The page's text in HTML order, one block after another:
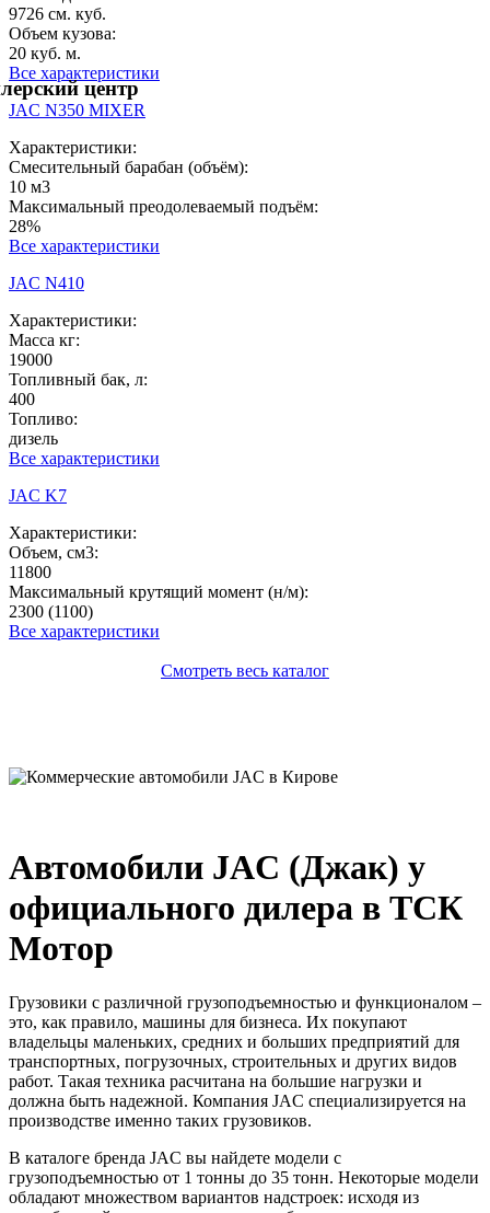
центр
9726 см. куб.
Объем кузова:
20 куб. м.
Все характеристики
JAC N350 MIXER
Характеристики:
Смесительный барабан (объём):
10 м3
Максимальный преодолеваемый подъём:
28%
Все характеристики
JAC N410
Характеристики:
Масса кг:
19000
Топливный бак, л:
400
Топливо:
дизель
Все характеристики
JAC K7
Характеристики:
Объем, см3:
11800
Максимальный крутящий момент (н/м):
2300 (1100)
Все характеристики
Смотреть весь каталог
Автомобили JAC (Джак) у
официального дилера в ТСК
Мотор
Грузовики с различной грузоподъемностью и функционалом –
это, как правило, машины для бизнеса. Их покупают
владельцы маленьких, средних и больших предприятий для
транспортных, погрузочных, строительных и других видов
работ. Такая техника расчитана на большие нагрузки и
должна быть надежной. Компания JAC специализируется на
производстве именно таких грузовиков.
В каталоге бренда JAC вы найдете модели с
грузоподъемностью от 1 тонны до 35 тонн. Некоторые модели
обладают множеством вариантов надстроек: исходя из